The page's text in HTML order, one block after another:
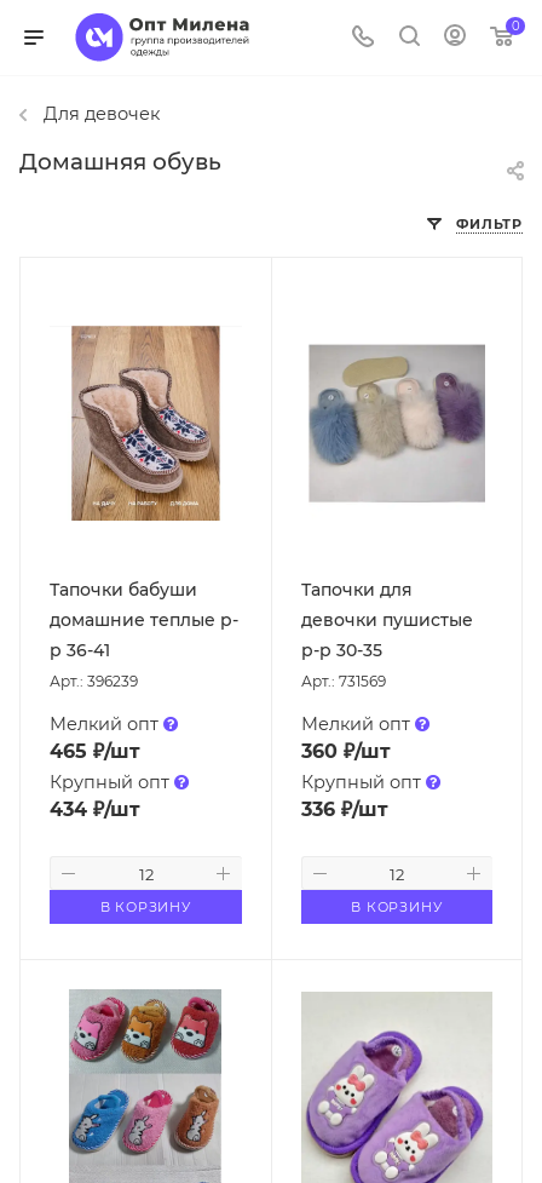
0
Для девочек
Домашняя обувь
ФИЛЬТР
Тапочки бабуши
домашние теплые р-
р 36-41
Арт.: 396239
Мелкий опт
465 ₽/шт
Крупный опт
434 ₽/шт
В КОРЗИНУ
Тапочки для
девочки пушистые
р-р 30-35
Арт.: 731569
Мелкий опт
360₽/шт
Крупный опт
336₽/шт
В КОРЗИНУ